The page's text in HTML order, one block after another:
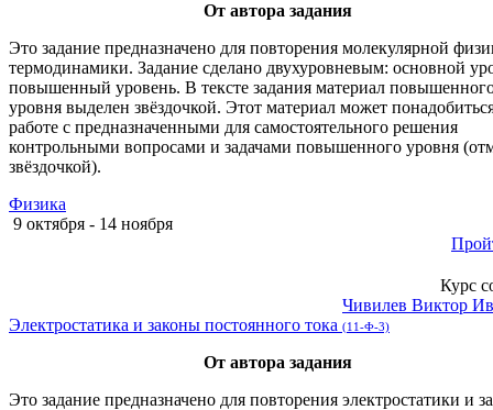
От автора задания
Это задание предназначено для повторения молекулярной
термодинамики. Задание сделано двухуровневым: основной
повышенный уровень. В тексте задания материал
уровня выделен звёздочкой. Этот материал может
работе с предназначенными для самостоятельного решения
контрольными вопросами и задачами повышенного уровня
звёздочкой).
Физика
9 октября - 14 ноября
Курс
Чивилев Виктор
Электростатика и законы постоянного тока (11-Ф-3)
От автора задания
Это задание предназначено для повторения электростатики и